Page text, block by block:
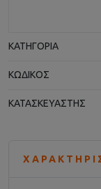
ΚΑΤΗΓΟΡΊΑ
ΚΩΔΙΚΌΣ
ΚΑΤΑΣΚΕΥΑΣΤΉΣ